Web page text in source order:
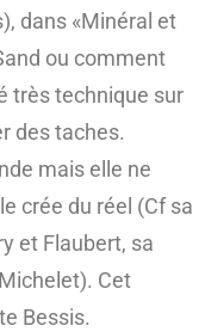
dans «Minéral et
ou comment
très technique sur
des taches.
mais elle ne
crée du réel (Cf sa
et Flaubert, sa
Cet
Bessis.